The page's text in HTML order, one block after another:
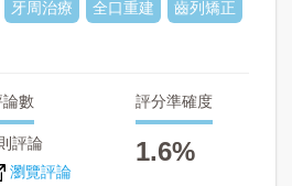
牙周治療 全口重建 齒列矯正
論數
評論
瀏覽評論
評分準確度
1.6%